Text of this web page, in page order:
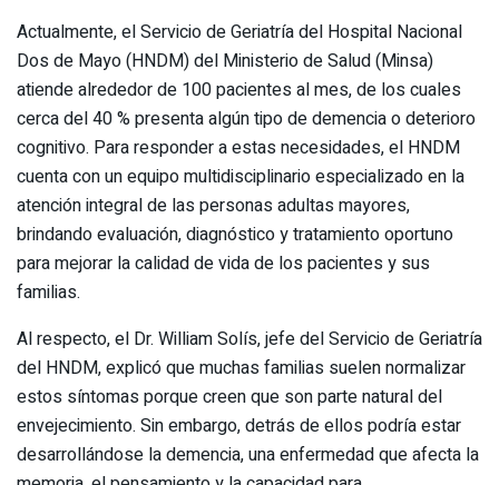
Actualmente, el Servicio de Geriatría del Hospital Nacional
Dos de Mayo (HNDM) del Ministerio de Salud (Minsa)
atiende alrededor de 100 pacientes al mes, de los cuales
cerca del 40 % presenta algún tipo de demencia o deterioro
cognitivo. Para responder a estas necesidades, el HNDM
cuenta con un equipo multidisciplinario especializado en la
atención integral de las personas adultas mayores,
brindando evaluación, diagnóstico y tratamiento oportuno
para mejorar la calidad de vida de los pacientes y sus
familias.
Al respecto, el Dr. William Solís, jefe del Servicio de Geriatría
del HNDM, explicó que muchas familias suelen normalizar
estos síntomas porque creen que son parte natural del
envejecimiento. Sin embargo, detrás de ellos podría estar
desarrollándose la demencia, una enfermedad que afecta la